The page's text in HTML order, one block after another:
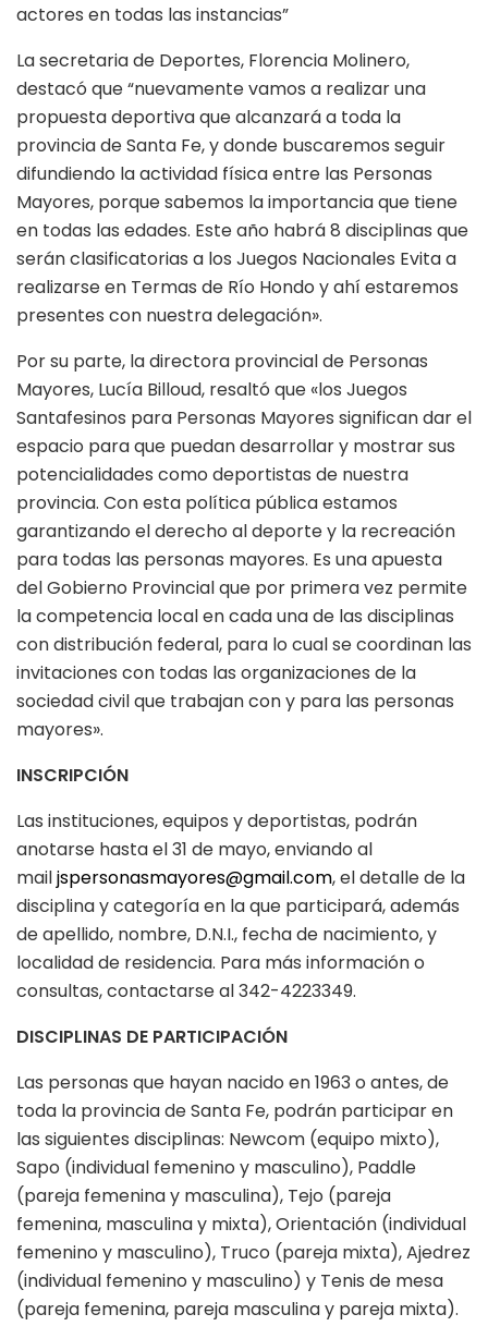
actores en todas las instancias”
La secretaria de Deportes, Florencia Molinero,
destacó que “nuevamente vamos a realizar una
propuesta deportiva que alcanzará a toda la
provincia de Santa Fe, y donde buscaremos seguir
difundiendo la actividad física entre las Personas
Mayores, porque sabemos la importancia que tiene
en todas las edades. Este año habrá 8 disciplinas que
serán clasificatorias a los Juegos Nacionales Evita a
realizarse en Termas de Río Hondo y ahí estaremos
presentes con nuestra delegación».
Por su parte, la directora provincial de Personas
Mayores, Lucía Billoud, resaltó que «los Juegos
Santafesinos para Personas Mayores significan dar el
espacio para que puedan desarrollar y mostrar sus
potencialidades como deportistas de nuestra
provincia. Con esta política pública estamos
garantizando el derecho al deporte y la recreación
para todas las personas mayores. Es una apuesta
del Gobierno Provincial que por primera vez permite
la competencia local en cada una de las disciplinas
con distribución federal, para lo cual se coordinan las
invitaciones con todas las organizaciones de la
sociedad civil que trabajan con y para las personas
mayores».
INSCRIPCIÓN
Las instituciones, equipos y deportistas, podrán
anotarse hasta el 31 de mayo, enviando al
mailjspersonasmayores@gmail.com, el detalle de la
disciplina y categoría en la que participará, además
de apellido, nombre, D.N.I., fecha de nacimiento, y
localidad de residencia. Para más información o
consultas, contactarse al 342-4223349.
DISCIPLINAS DE PARTICIPACIÓN
Las personas que hayan nacido en 1963 o antes, de
toda la provincia de Santa Fe, podrán participar en
las siguientes disciplinas: Newcom (equipo mixto),
Sapo (individual femenino y masculino), Paddle
(pareja femenina y masculina), Tejo (pareja
femenina, masculina y mixta), Orientación (individual
femenino y masculino), Truco (pareja mixta), Ajedrez
(individual femenino y masculino) y Tenis de mesa
(pareja femenina, pareja masculina y pareja mixta).